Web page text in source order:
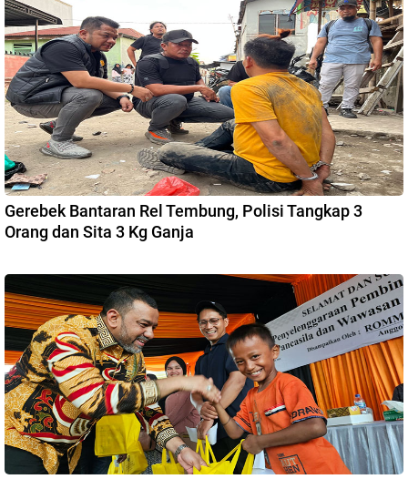
Gerebek Bantaran Rel Tembung, Polisi Tangkap 3
Orang dan Sita 3 Kg Ganja